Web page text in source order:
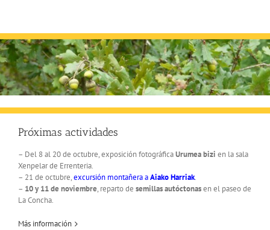
Próximas actividades
– Del 8 al 20 de octubre, exposición fotográficaUrumea bizi en la sala
Xenpelar de Errenteria.
– 21 de octubre,excursión montañera aAiako Harriak.
– 10 y 11 de noviembre, reparto de semillas autóctonasen el paseo de
La Concha.
Más información